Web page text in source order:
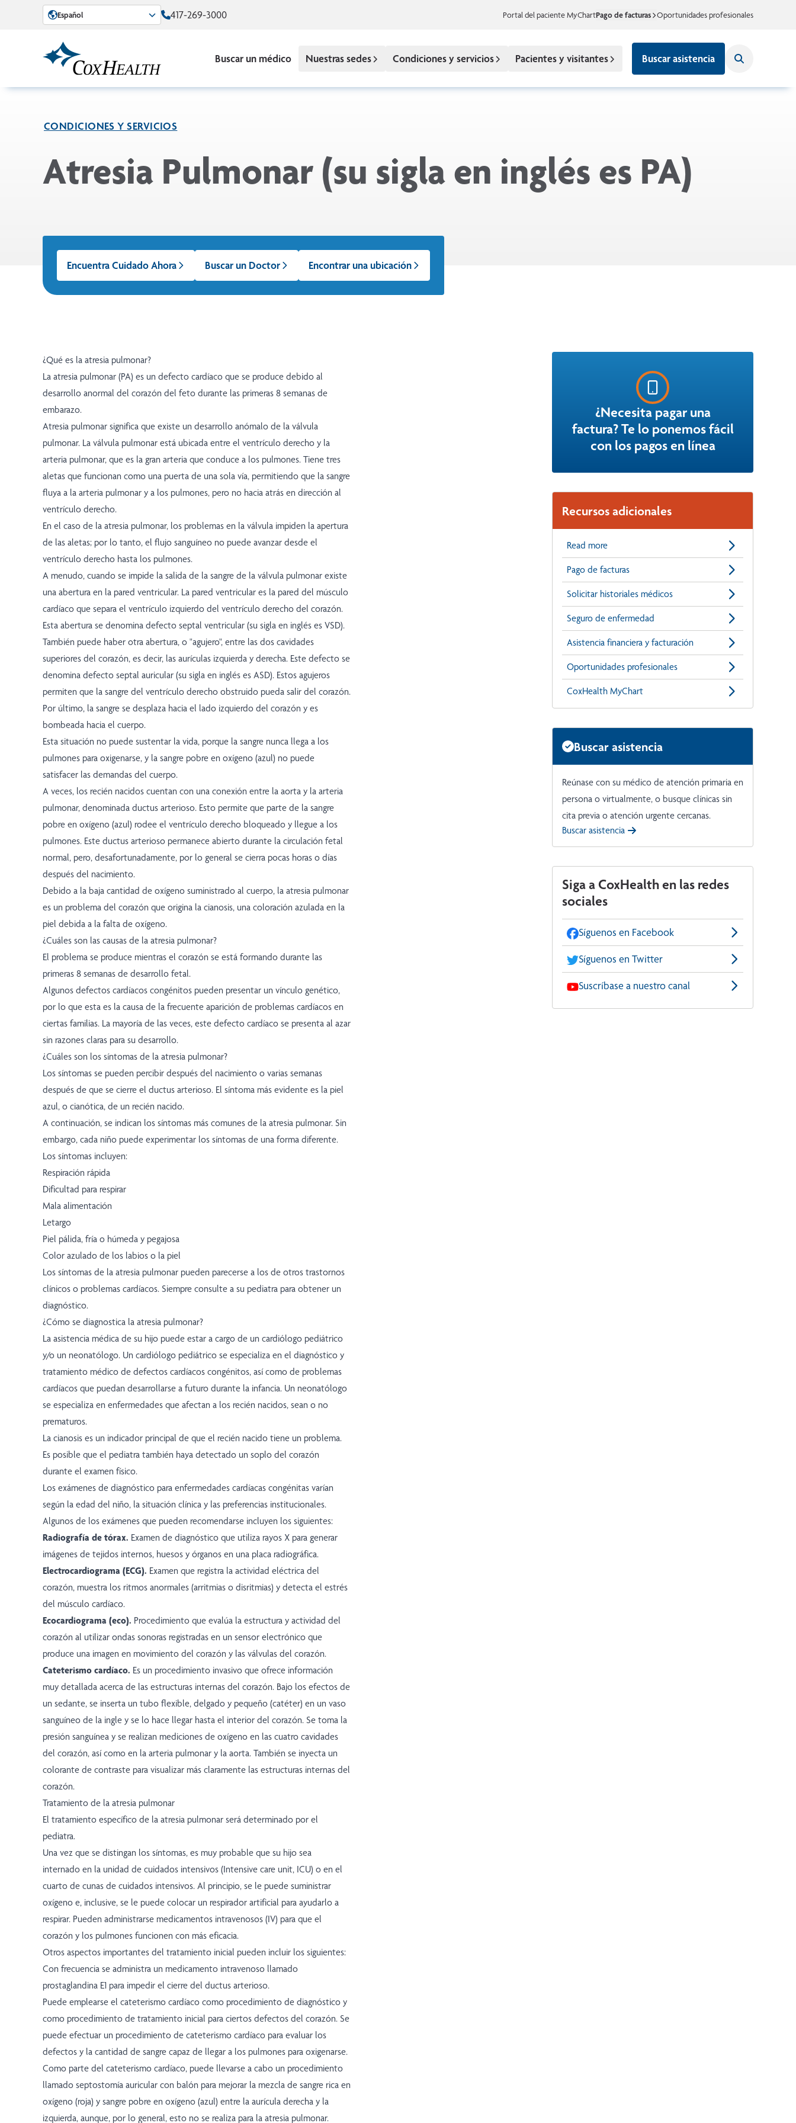
Skip to Main Content
Español 417-269-3000 Portal del paciente MyChartPago de facturas Oportunidades profesionales
Buscar un médico Nuestras sedes Condiciones y servicios Pacientes y visitantes Buscar asistencia
CONDICIONES Y SERVICIOS
Atresia Pulmonar (su sigla en inglés es PA)
Encuentra Cuidado Ahora Buscar un Doctor Encontrar una ubicación
¿Qué es la atresia pulmonar?
La atresia pulmonar (PA) es un defecto cardíaco que se produce debido al
desarrollo anormal del corazón del feto durante las primeras 8 semanas de
embarazo.
Atresia pulmonar significa que existe un desarrollo anómalo de la válvula
pulmonar. La válvula pulmonar está ubicada entre el ventrículo derecho y la
arteria pulmonar, que es la gran arteria que conduce a los pulmones. Tiene tres
aletas que funcionan como una puerta de una sola vía, permitiendo que la sangre
fluya a la arteria pulmonar y a los pulmones, pero no hacia atrás en dirección al
ventrículo derecho.
En el caso de la atresia pulmonar, los problemas en la válvula impiden la apertura
de las aletas; por lo tanto, el flujo sanguíneo no puede avanzar desde el
ventrículo derecho hasta los pulmones.
A menudo, cuando se impide la salida de la sangre de la válvula pulmonar existe
una abertura en la pared ventricular. La pared ventricular es la pared del músculo
cardíaco que separa el ventrículo izquierdo del ventrículo derecho del corazón.
Esta abertura se denomina defecto septal ventricular (su sigla en inglés es VSD).
También puede haber otra abertura, o "agujero", entre las dos cavidades
superiores del corazón, es decir, las aurículas izquierda y derecha. Este defecto se
denomina defecto septal auricular (su sigla en inglés es ASD). Estos agujeros
permiten que la sangre del ventrículo derecho obstruido pueda salir del corazón.
Por último, la sangre se desplaza hacia el lado izquierdo del corazón y es
bombeada hacia el cuerpo.
Esta situación no puede sustentar la vida, porque la sangre nunca llega a los
pulmones para oxigenarse, y la sangre pobre en oxígeno (azul) no puede
satisfacer las demandas del cuerpo.
A veces, los recién nacidos cuentan con una conexión entre la aorta y la arteria
pulmonar, denominada ductus arterioso. Esto permite que parte de la sangre
pobre en oxígeno (azul) rodee el ventrículo derecho bloqueado y llegue a los
pulmones. Este ductus arterioso permanece abierto durante la circulación fetal
normal, pero, desafortunadamente, por lo general se cierra pocas horas o días
después del nacimiento.
Debido a la baja cantidad de oxígeno suministrado al cuerpo, la atresia pulmonar
es un problema del corazón que origina la cianosis, una coloración azulada en la
piel debida a la falta de oxígeno.
¿Cuáles son las causas de la atresia pulmonar?
El problema se produce mientras el corazón se está formando durante las
primeras 8 semanas de desarrollo fetal.
Algunos defectos cardíacos congénitos pueden presentar un vínculo genético,
por lo que esta es la causa de la frecuente aparición de problemas cardíacos en
ciertas familias. La mayoría de las veces, este defecto cardíaco se presenta al azar
sin razones claras para su desarrollo.
¿Cuáles son los síntomas de la atresia pulmonar?
Los síntomas se pueden percibir después del nacimiento o varias semanas
después de que se cierre el ductus arterioso. El síntoma más evidente es la piel
azul, o cianótica, de un recién nacido.
A continuación, se indican los síntomas más comunes de la atresia pulmonar. Sin
embargo, cada niño puede experimentar los síntomas de una forma diferente.
Los síntomas incluyen:
Respiración rápida
Dificultad para respirar
Mala alimentación
Letargo
Piel pálida, fría o húmeda y pegajosa
Color azulado de los labios o la piel
Los síntomas de la atresia pulmonar pueden parecerse a los de otros trastornos
clínicos o problemas cardíacos. Siempre consulte a su pediatra para obtener un
diagnóstico.
¿Cómo se diagnostica la atresia pulmonar?
La asistencia médica de su hijo puede estar a cargo de un cardiólogo pediátrico
y/o un neonatólogo. Un cardiólogo pediátrico se especializa en el diagnóstico y
tratamiento médico de defectos cardíacos congénitos, así como de problemas
cardíacos que puedan desarrollarse a futuro durante la infancia. Un neonatólogo
se especializa en enfermedades que afectan a los recién nacidos, sean o no
prematuros.
La cianosis es un indicador principal de que el recién nacido tiene un problema.
Es posible que el pediatra también haya detectado un soplo del corazón
durante el examen físico.
Los exámenes de diagnóstico para enfermedades cardíacas congénitas varían
según la edad del niño, la situación clínica y las preferencias institucionales.
Algunos de los exámenes que pueden recomendarse incluyen los siguientes:
Radiografía de tórax. Examen de diagnóstico que utiliza rayos X para generar
imágenes de tejidos internos, huesos y órganos en una placa radiográfica.
Electrocardiograma (ECG). Examen que registra la actividad eléctrica del
corazón, muestra los ritmos anormales (arritmias o disritmias) y detecta el estrés
del músculo cardíaco.
Ecocardiograma (eco). Procedimiento que evalúa la estructura y actividad del
corazón al utilizar ondas sonoras registradas en un sensor electrónico que
produce una imagen en movimiento del corazón y las válvulas del corazón.
Cateterismo cardíaco. Es un procedimiento invasivo que ofrece información
muy detallada acerca de las estructuras internas del corazón. Bajo los efectos de
un sedante, se inserta un tubo flexible, delgado y pequeño (catéter) en un vaso
sanguíneo de la ingle y se lo hace llegar hasta el interior del corazón. Se toma la
presión sanguínea y se realizan mediciones de oxígeno en las cuatro cavidades
del corazón, así como en la arteria pulmonar y la aorta. También se inyecta un
colorante de contraste para visualizar más claramente las estructuras internas del
corazón.
Tratamiento de la atresia pulmonar
El tratamiento específico de la atresia pulmonar será determinado por el
pediatra.
Una vez que se distingan los síntomas, es muy probable que su hijo sea
internado en la unidad de cuidados intensivos (Intensive care unit, ICU) o en el
cuarto de cunas de cuidados intensivos. Al principio, se le puede suministrar
oxígeno e, inclusive, se le puede colocar un respirador artificial para ayudarlo a
respirar. Pueden administrarse medicamentos intravenosos (IV) para que el
corazón y los pulmones funcionen con más eficacia.
Otros aspectos importantes del tratamiento inicial pueden incluir los siguientes:
Con frecuencia se administra un medicamento intravenoso llamado
prostaglandina E1 para impedir el cierre del ductus arterioso.
Puede emplearse el cateterismo cardíaco como procedimiento de diagnóstico y
como procedimiento de tratamiento inicial para ciertos defectos del corazón. Se
puede efectuar un procedimiento de cateterismo cardíaco para evaluar los
defectos y la cantidad de sangre capaz de llegar a los pulmones para oxigenarse.
Como parte del cateterismo cardíaco, puede llevarse a cabo un procedimiento
llamado septostomía auricular con balón para mejorar la mezcla de sangre rica en
oxígeno (roja) y sangre pobre en oxígeno (azul) entre la aurícula derecha y la
izquierda, aunque, por lo general, esto no se realiza para la atresia pulmonar.
¿Necesita pagar una
factura? Te lo ponemos fácil
con los pagos en línea
Recursos adicionales
Read more
Pago de facturas
Solicitar historiales médicos
Seguro de enfermedad
Asistencia financiera y facturación
Oportunidades profesionales
CoxHealth MyChart
Buscar asistencia
Reúnase con su médico de atención primaria en
persona o virtualmente, o busque clínicas sin
cita previa o atención urgente cercanas.
Buscar asistencia
Siga a CoxHealth en las redes
sociales
Síguenos en Facebook
Síguenos en Twitter
Suscríbase a nuestro canal